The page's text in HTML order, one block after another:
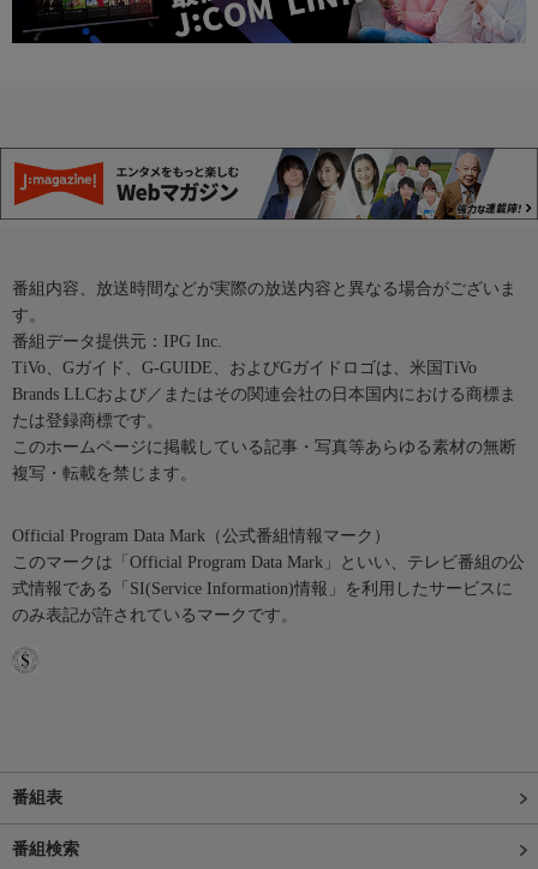
番組内容、放送時間などが実際の放送内容と異なる場合がございま
す。
番組データ提供元：IPG Inc.
TiVo、Gガイド、G-GUIDE、およびGガイドロゴは、米国TiVo
Brands LLCおよび／またはその関連会社の日本国内における商標ま
たは登録商標です。
このホームページに掲載している記事・写真等あらゆる素材の無断
複写・転載を禁じます。
Official Program Data Mark（公式番組情報マーク）
このマークは「Official Program Data Mark」といい、テレビ番組の公
式情報である「SI(Service Information)情報」を利用したサービスに
のみ表記が許されているマークです。
番組表
番組検索